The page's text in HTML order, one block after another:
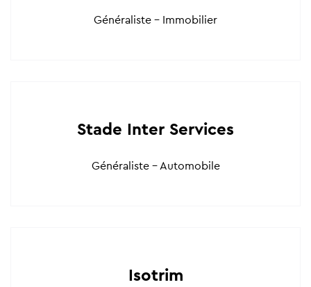
Généraliste - Immobilier
Stade Inter Services
Généraliste - Automobile
Isotrim